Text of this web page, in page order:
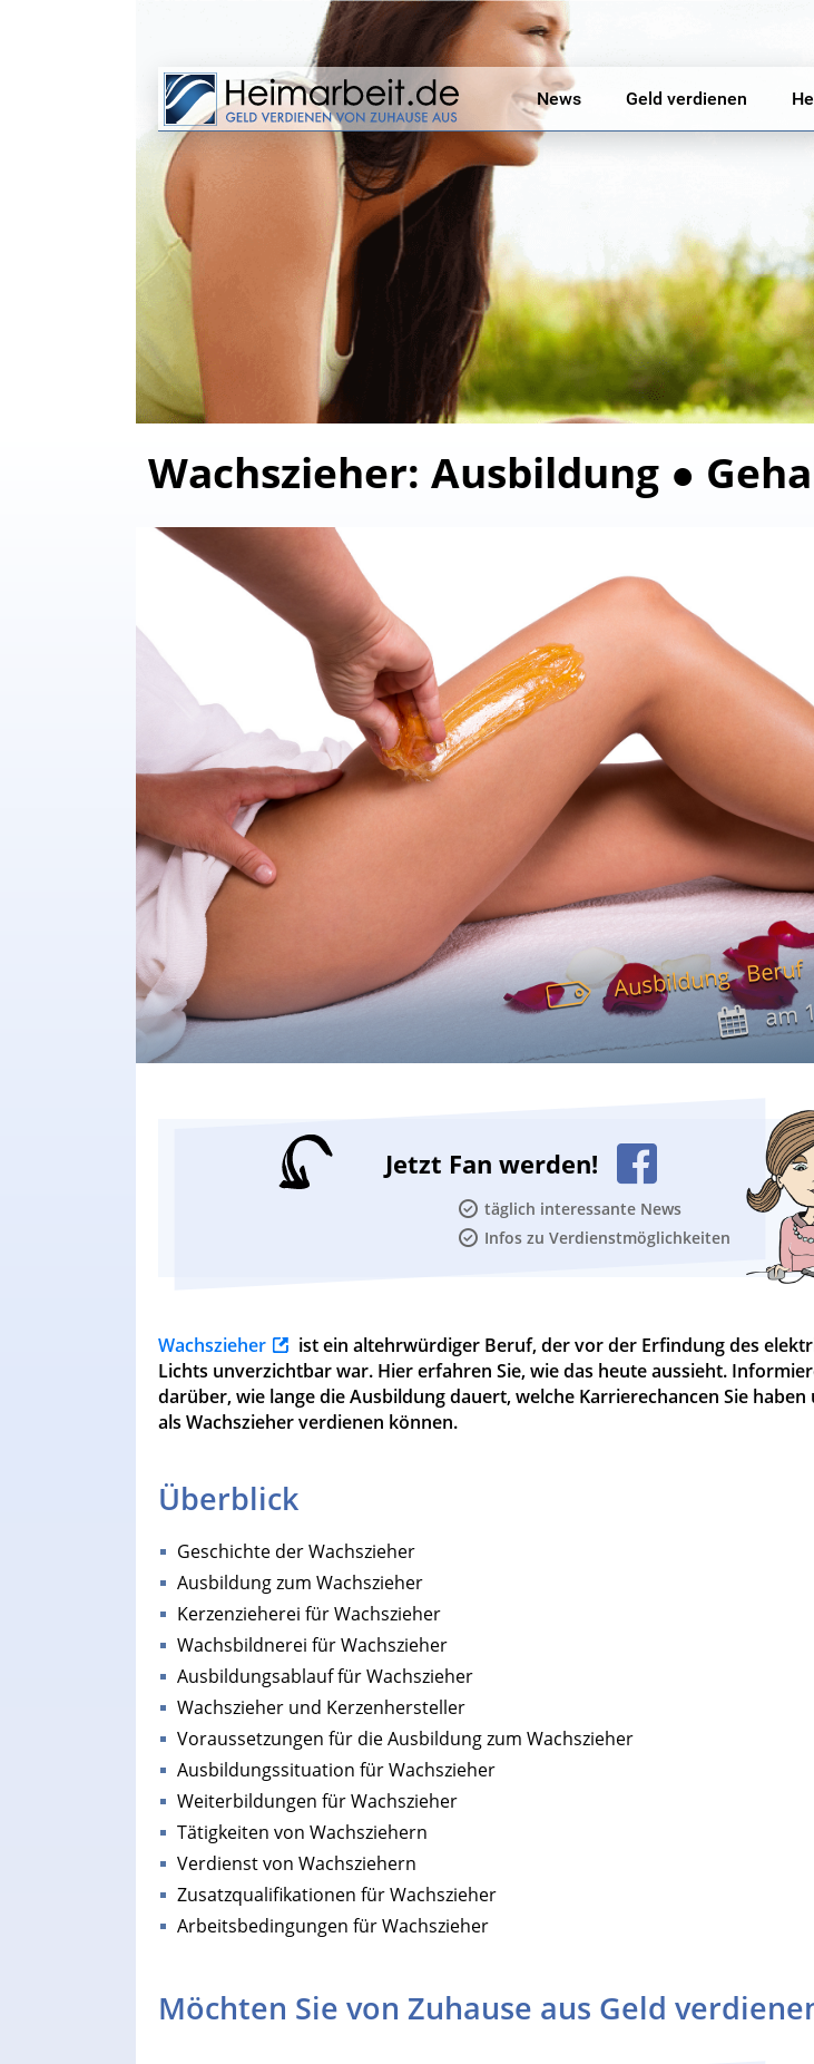
News Geld verdienen
Wachszieher: Ausbildung ●
Ausbildung Beruf
am
Jetzt Fan werden!
täglich interessante News
Infos zu Verdienstmöglichkeiten
Wachszieher
ist ein altehrwürdiger Beruf, der vor der Erfindung des
Lichts unverzichtbar war. Hier erfahren Sie, wie das heute aussieht.
darüber, wie lange die Ausbildung dauert, welche Karrierechancen Sie haben
als Wachszieher verdienen können.
Überblick
Geschichte der Wachszieher
Ausbildung zum Wachszieher
Kerzenzieherei für Wachszieher
Wachsbildnerei für Wachszieher
Ausbildungsablauf für Wachszieher
Wachszieher und Kerzenhersteller
Voraussetzungen für die Ausbildung zum Wachszieher
Ausbildungssituation für Wachszieher
Weiterbildungen für Wachszieher
Tätigkeiten von Wachsziehern
Verdienst von Wachsziehern
Zusatzqualifikationen für Wachszieher
Arbeitsbedingungen für Wachszieher
Möchten Sie von Zuhause aus Geld
Heimarbeit ohne PC: